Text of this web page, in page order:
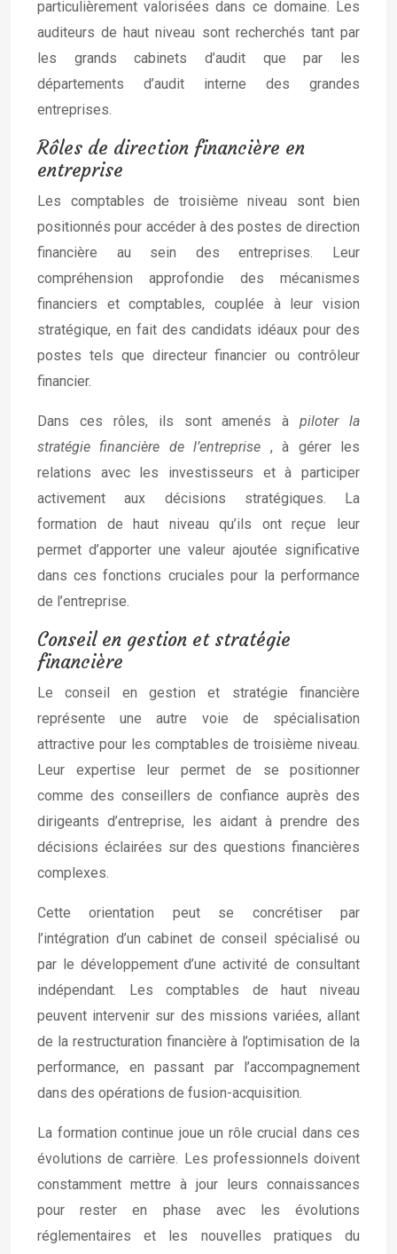
particulièrement valorisées dans ce domaine. Les
auditeurs de haut niveau sont recherchés tant par
les grands cabinets d’audit que par les
départements d’audit interne des grandes
entreprises.
Rôles de direction financière en
entreprise
Les comptables de troisième niveau sont bien
positionnés pour accéder à des postes de direction
financière au sein des entreprises. Leur
compréhension approfondie des mécanismes
financiers et comptables, couplée à leur vision
stratégique, en fait des candidats idéaux pour des
postes tels que directeur financier ou contrôleur
financier.
Dans ces rôles, ils sont amenés àpiloter la
stratégie financière de l’entreprise , à gérer les
relations avec les investisseurs et à participer
activement aux décisions stratégiques. La
formation de haut niveau qu’ils ont reçue leur
permet d’apporter une valeur ajoutée significative
dans ces fonctions cruciales pour la performance
de l’entreprise.
Conseil en gestion et stratégie
financière
Le conseil en gestion et stratégie financière
représente une autre voie de spécialisation
attractive pour les comptables de troisième niveau.
Leur expertise leur permet de se positionner
comme des conseillers de confiance auprès des
dirigeants d’entreprise, les aidant à prendre des
décisions éclairées sur des questions financières
complexes.
Cette orientation peut se concrétiser par
l’intégration d’un cabinet de conseil spécialisé ou
par le développement d’une activité de consultant
indépendant. Les comptables de haut niveau
peuvent intervenir sur des missions variées, allant
de la restructuration financière à l’optimisation de la
performance, en passant par l’accompagnement
dans des opérations de fusion-acquisition.
La formation continue joue un rôle crucial dans ces
évolutions de carrière. Les professionnels doivent
constamment mettre à jour leurs connaissances
pour rester en phase avec les évolutions
réglementaires et les nouvelles pratiques du